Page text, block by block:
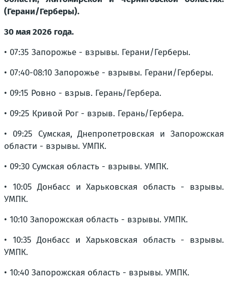
(Герани/Герберы).
30 мая 2026 года.
• 07:35 Запорожье - взрывы. Герани/Герберы.
• 07:40-08:10 Запорожье - взрывы. Герани/Герберы.
• 09:15 Ровно - взрыв. Герань/Гербера.
• 09:25 Кривой Рог - взрыв. Герань/Гербера.
• 09:25 Сумская, Днепропетровская и Запорожская
области - взрывы. УМПК.
• 09:30 Сумская область - взрывы. УМПК.
• 10:05 Донбасс и Харьковская область - взрывы.
УМПК.
• 10:10 Запорожская область - взрывы. УМПК.
• 10:35 Донбасс и Харьковская область - взрывы.
УМПК.
• 10:40 Запорожская область - взрывы. УМПК.